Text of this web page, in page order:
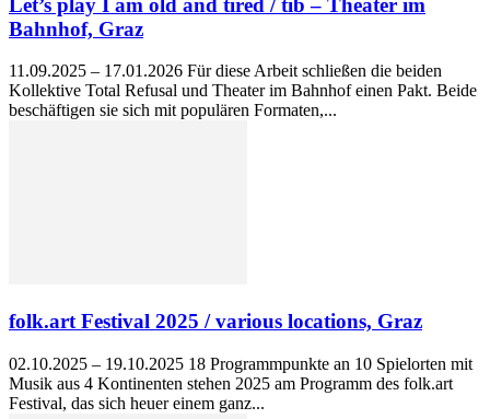
Bahnhof, Graz
11.09.2025 – 17.01.2026 Für diese Arbeit schließen die beiden
Kollektive Total Refusal und Theater im Bahnhof einen Pakt. Beide
beschäftigen sie sich mit populären Formaten,...
folk.art Festival 2025 / various locations, Graz
02.10.2025 – 19.10.2025 18 Programmpunkte an 10 Spielorten mit
Musik aus 4 Kontinenten stehen 2025 am Programm des folk.art
Festival, das sich heuer einem ganz...